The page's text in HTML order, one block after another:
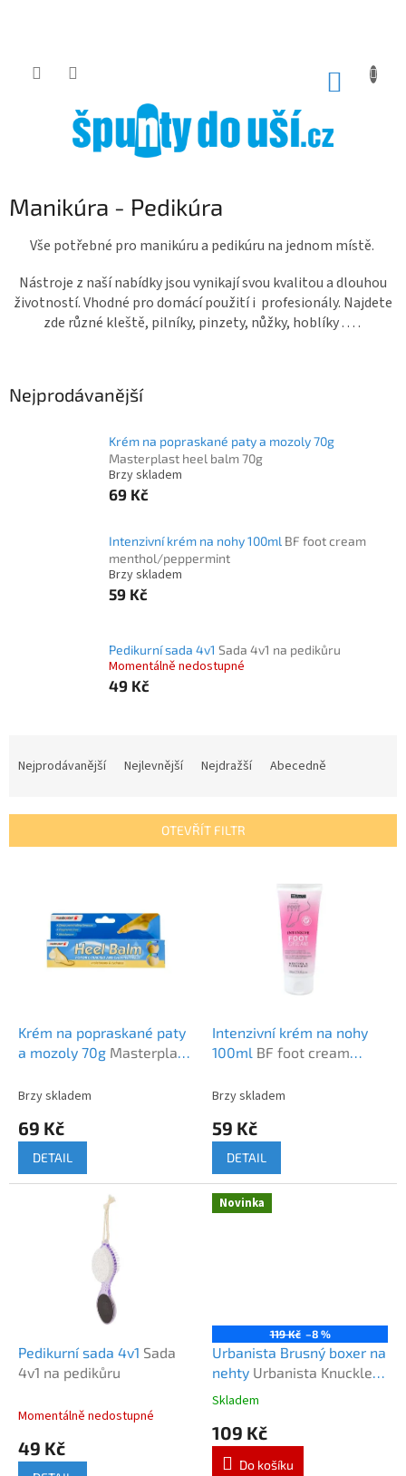
Manikúra - Pedikúra
Vše potřebné pro manikúru a pedikúru na jednom místě.
Nástroje z naší nabídky jsou vynikají svou kvalitou a dlouhou
životností. Vhodné pro domácí použití i profesionály. Najdete
zde různé kleště, pilníky, pinzety, nůžky, hoblíky . . . .
Nejprodávanější
Krém na popraskané paty a mozoly 70g
Masterplast heel balm 70g
Brzy skladem
69 Kč
Intenzivní krém na nohy 100ml BF foot cream
menthol/peppermint
Brzy skladem
59 Kč
Pedikurní sada 4v1 Sada 4v1 na pedikůru
Momentálně nedostupné
49 Kč
í
Nejprodávanější Nejlevnější Nejdražší Abecedně
OTEVŘÍT FILTR
Krém na popraskané paty
a mozoly 70g Masterplast
Brzy skladem
69 Kč
DETAIL
Intenzivní krém na nohy
100ml BF foot cream
Brzy skladem
59 Kč
DETAIL
Pedikurní sada 4v1 Sada
4v1 na pedikůru
Momentálně nedostupné
49 Kč
Novinka
119 Kč –8 %
Urbanista Brusný boxer na
nehty Urbanista Knuckle-
Duster
Průměrné
produktu
5,0
Skladem
109 Kč
Do košíku